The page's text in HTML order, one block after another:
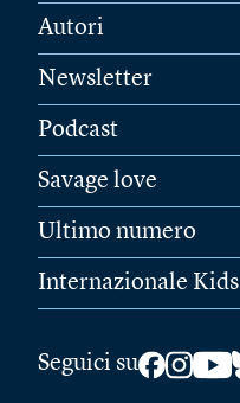
Autori
Newsletter
Podcast
Savage love
Ultimo numero
Internazionale Kids
Seguici su